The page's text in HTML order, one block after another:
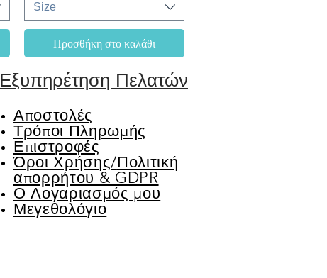
Size
Προσθήκη στο καλάθι
Εξυπηρέτηση Πελατών
Αποστολές
Τρόποι Πληρωμής
Επιστροφές
Όροι Χρήσης/Πολιτική
απορρήτου & GDPR
Ο Λογαριασμός μου
Μεγεθολόγιο